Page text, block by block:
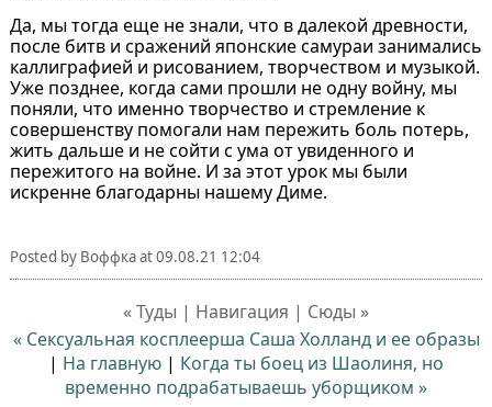
Да, мы тогда еще не знали, что в далекой древности,
после битв и сражений японские самураи занимались
каллиграфией и рисованием, творчеством и музыкой.
Уже позднее, когда сами прошли не одну войну, мы
поняли, что именно творчество и стремление к
совершенству помогали нам пережить боль потерь,
жить дальше и не сойти с ума от увиденного и
пережитого на войне. И за этот урок мы были
искренне благодарны нашему Диме.
Posted by Воффкаat09.08.21 12:04
« Туды | Навигация | Сюды »
« Сексуальная косплеерша Саша Холланд и ее образы
| На главную | Когда ты боец из Шаолиня, но
временно подрабатываешь уборщиком »